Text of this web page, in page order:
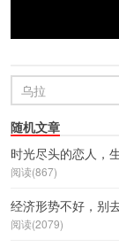
随机文章
时光尽头的恋人，
阅读(867)
经济形势不好，别
阅读(2079)